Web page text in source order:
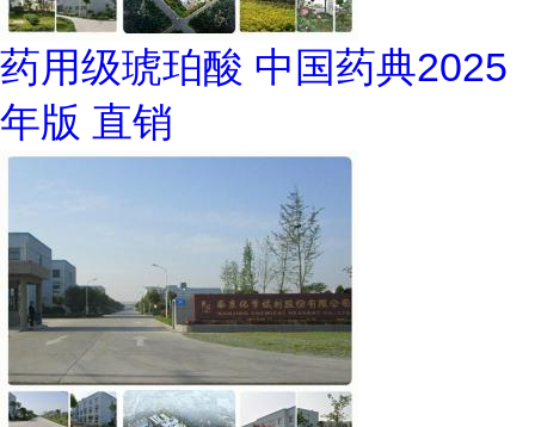
药用级琥珀酸 中国药典2025
年版 直销